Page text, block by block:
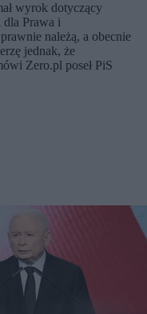
wyrok dotyczący
dla Prawa i
należą, a obecnie
jednak, że
Zero.pl poseł PiS